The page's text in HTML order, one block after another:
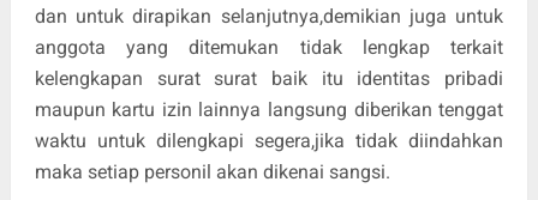
dan untuk dirapikan selanjutnya,demikian juga untuk
anggota yang ditemukan tidak lengkap terkait
kelengkapan surat surat baik itu identitas pribadi
maupun kartu izin lainnya langsung diberikan tenggat
waktu untuk dilengkapi segera,jika tidak diindahkan
maka setiap personil akan dikenai sangsi.